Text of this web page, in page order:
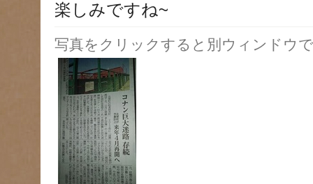
楽しみですね~
写真をクリックすると別ウィンドウ